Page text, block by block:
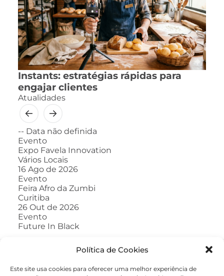
Política de Cookies
Este site usa cookies para oferecer uma melhor experiência de
Instants: estratégias rápidas para
engajar clientes
Atualidades
-- Data não definida
Evento
Expo Favela Innovation
Vários Locais
16 Ago de 2026
Evento
Feira Afro da Zumbi
Curitiba
26 Out de 2026
Evento
Future In Black